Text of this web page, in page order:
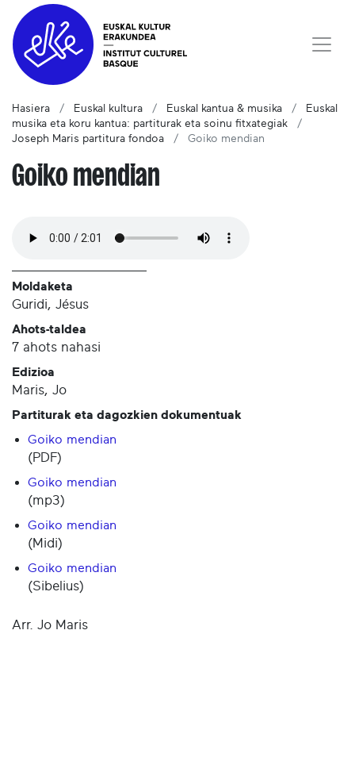
Hasiera Euskal kultura Euskal kantua & musika
Euskal
musika eta koru kantua: partiturak eta soinu fitxategiak
Joseph Maris partitura fondoa
Goiko mendian
Goiko mendian
Moldaketa
Guridi, Jésus
Ahots-taldea
7 ahots nahasi
Edizioa
Maris, Jo
Partiturak eta dagozkien dokumentuak
Goiko mendian
(PDF)
Goiko mendian
(mp3)
Goiko mendian
(Midi)
Goiko mendian
(Sibelius)
Arr. Jo Maris